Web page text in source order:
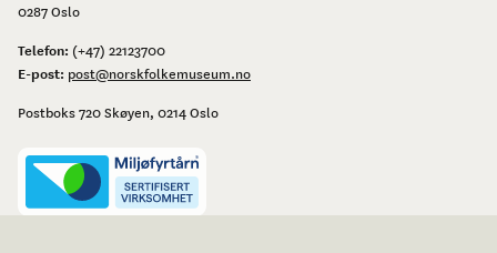
0287 Oslo
Telefon: (+47) 22123700
E-post: post@norskfolkemuseum.no
Postboks 720 Skøyen, 0214 Oslo